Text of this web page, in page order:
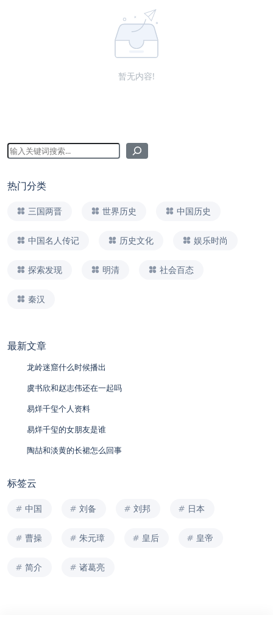
暂无内容!
热门分类
三国两晋 世界历史 中国历史
中国名人传记 历史文化 娱乐时尚
探索发现 明清 社会百态
秦汉
最新文章
龙岭迷窟什么时候播出
虞书欣和赵志伟还在一起吗
易烊千玺个人资料
易烊千玺的女朋友是谁
陶喆和淡黄的长裙怎么回事
标签云
中国 刘备 刘邦 日本
曹操 朱元璋 皇后 皇帝
简介 诸葛亮